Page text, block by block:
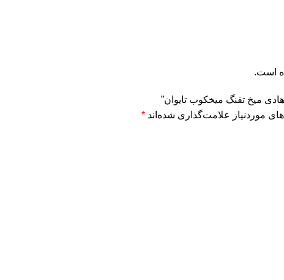
است.
میخ تفنگ میخکوب تایوان”
موردنیاز علامت‌گذاری شده‌اند *